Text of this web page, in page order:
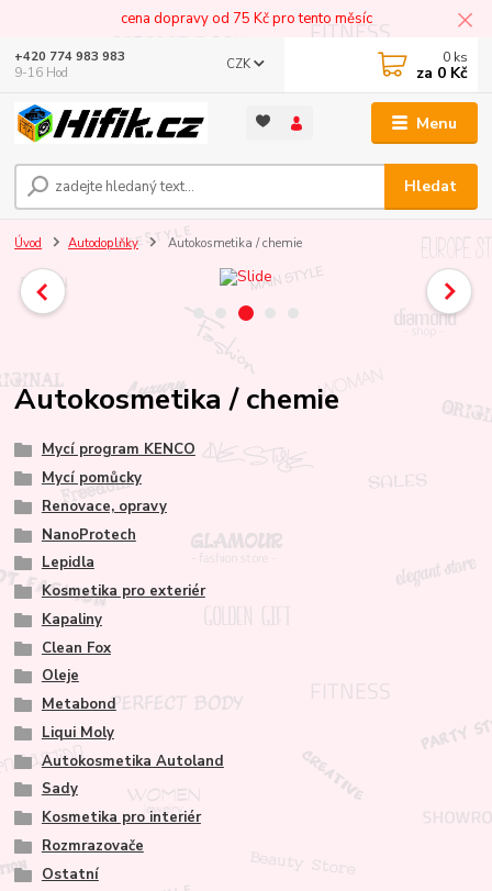
cena dopravy od 75 Kč pro tento měsíc
Menu
CZK
Hledat
+420 774 983 983
9-16 Hod
0 ks
za 0 Kč
Úvod Autodoplňky Autokosmetika / chemie
Autokosmetika / chemie
Mycí program KENCO
Mycí pomůcky
Renovace, opravy
NanoProtech
Lepidla
Kosmetika pro exteriér
Kapaliny
Clean Fox
Oleje
Metabond
Liqui Moly
Autokosmetika Autoland
Sady
Kosmetika pro interiér
Rozmrazovače
Ostatní